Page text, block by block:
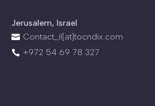
Jerusalem, Israel
 Contact_il[at]tocndix.com
 +972 54 69 78 327